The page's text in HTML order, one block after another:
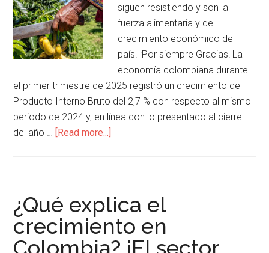
siguen resistiendo y son la
fuerza alimentaria y del
crecimiento económico del
país. ¡Por siempre Gracias! La
economía colombiana durante
el primer trimestre de 2025 registró un crecimiento del
Producto Interno Bruto del 2,7 % con respecto al mismo
periodo de 2024 y, en línea con lo presentado al cierre
del año … [Read more...]
¿Qué explica el
crecimiento en
Colombia? ¡El sector